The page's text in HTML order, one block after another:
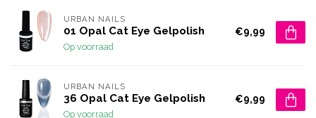
URBAN NAILS
01 Opal Cat Eye Gelpolish
Op voorraad
€9,99
URBAN NAILS
36 Opal Cat Eye Gelpolish
Op voorraad
€9,99